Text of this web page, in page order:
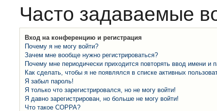
Часто задаваемые
Вход на конференцию и регистрация
Почему я не могу войти?
Зачем мне вообще нужно регистрироваться?
Почему мне периодически приходится повторять ввод имени и
Как сделать, чтобы я не появлялся в списке активных
Я забыл пароль!
Я только что зарегистрировался, но не могу войти!
Я давно зарегистрирован, но больше не могу войти!
Что такое COPPA?